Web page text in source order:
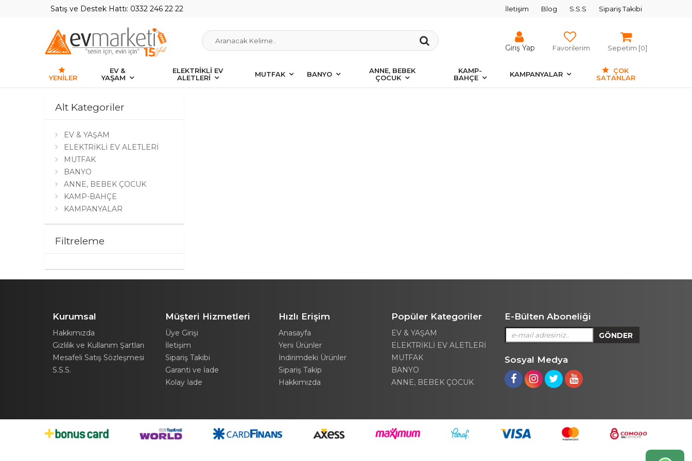
Satış ve Destek Hattı: 0332 246 22 22 İletişim Blog S.S.S Sipariş Takibi
Giriş Yap Favorilerim Sepetim [0]
YENILER
EV &
YAŞAM
ELEKTRİKLİ EV
ALETLERİ
MUTFAK BANYO
ANNE, BEBEK
ÇOCUK
KAMP-
BAHÇE
KAMPANYALAR
ÇOK
SATANLAR
Alt Kategoriler
EV & YAŞAM
ELEKTRİKLİ EV ALETLERİ
MUTFAK
BANYO
ANNE, BEBEK ÇOCUK
KAMP-BAHÇE
KAMPANYALAR
Filtreleme
Kurumsal
Hakkımızda
Gizlilik ve Kullanım Şartları
Mesafeli Satış Sözleşmesi
S.S.S.
Müşteri Hizmetleri
Üye Girişi
İletişim
Sipariş Takibi
Garanti ve İade
Kolay İade
Hızlı Erişim
Anasayfa
Yeni Ürünler
İndirimdeki Ürünler
Sipariş Takip
Hakkımızda
Popüler Kategoriler
EV & YAŞAM
ELEKTRİKLİ EV ALETLERİ
MUTFAK
BANYO
ANNE, BEBEK ÇOCUK
E-Bülten Aboneliği
Sosyal Medya